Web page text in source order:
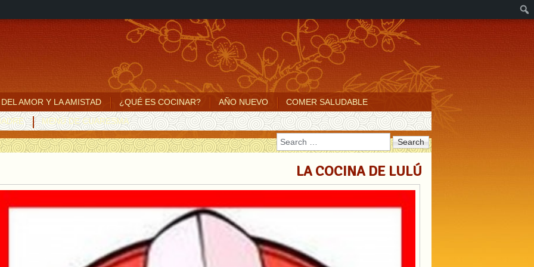
AMOR Y LA AMISTAD ¿QUÉ ES COCINAR? AÑO NUEVO
COMER SALUDABLE
MENÚ DE CUARESMA
Search
LA COCINA DE LULÚ